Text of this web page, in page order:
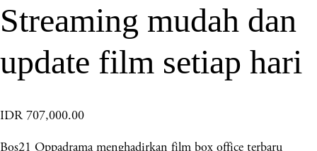
Streaming mudah dan
update film setiap hari
IDR 707,000.00
Bos21 Oppadrama menghadirkan film box office terbaru